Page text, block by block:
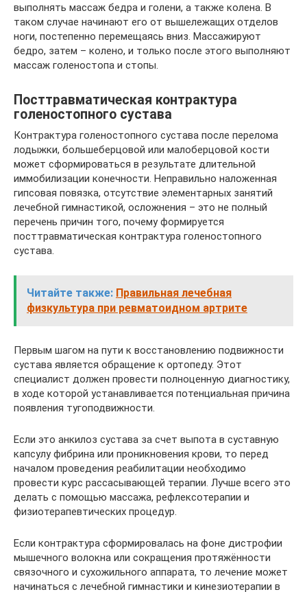
выполнять массаж бедра и голени, а также колена. В
таком случае начинают его от вышележащих отделов
ноги, постепенно перемещаясь вниз. Массажируют
бедро, затем – колено, и только после этого выполняют
массаж голеностопа и стопы.
Посттравматическая контрактура
голеностопного сустава
Контрактура голеностопного сустава после перелома
лодыжки, большеберцовой или малоберцовой кости
может сформироваться в результате длительной
иммобилизации конечности. Неправильно наложенная
гипсовая повязка, отсутствие элементарных занятий
лечебной гимнастикой, осложнения – это не полный
перечень причин того, почему формируется
посттравматическая контрактура голеностопного
сустава.
Читайте также: Правильная лечебная
физкультура при ревматоидном артрите
Первым шагом на пути к восстановлению подвижности
сустава является обращение к ортопеду. Этот
специалист должен провести полноценную диагностику,
в ходе которой устанавливается потенциальная причина
появления тугоподвижности.
Если это анкилоз сустава за счет выпота в суставную
капсулу фибрина или проникновения крови, то перед
началом проведения реабилитации необходимо
провести курс рассасывающей терапии. Лучше всего это
делать с помощью массажа, рефлексотерапии и
физиотерапевтических процедур.
Если контрактура сформировалась на фоне дистрофии
мышечного волокна или сокращения протяжённости
связочного и сухожильного аппарата, то лечение может
начинаться с лечебной гимнастики и кинезиотерапии в